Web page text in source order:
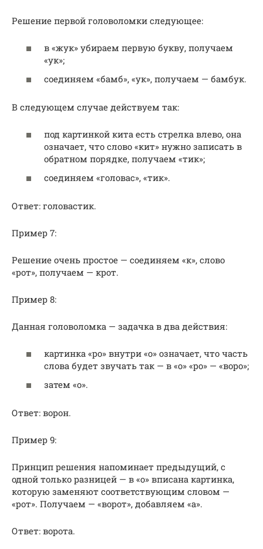
Решение первой головоломки следующее:
в «жук» убираем первую букву, получаем
«ук»;
соединяем «бамб», «ук», получаем — бамбук.
В следующем случае действуем так:
под картинкой кита есть стрелка влево, она
означает, что слово «кит» нужно записать в
обратном порядке, получаем «тик»;
соединяем «головас», «тик».
Ответ: головастик.
Пример 7:
Решение очень простое — соединяем «к», слово
«рот», получаем — крот.
Пример 8:
Данная головоломка — задачка в два действия:
картинка «ро» внутри «о» означает, что часть
слова будет звучать так — в «о» «ро» — «воро»;
затем «о».
Ответ: ворон.
Пример 9:
Принцип решения напоминает предыдущий, с
одной только разницей — в «о» вписана картинка,
которую заменяют соответствующим словом —
«рот». Получаем — «ворот», добавляем «а».
Ответ: ворота.